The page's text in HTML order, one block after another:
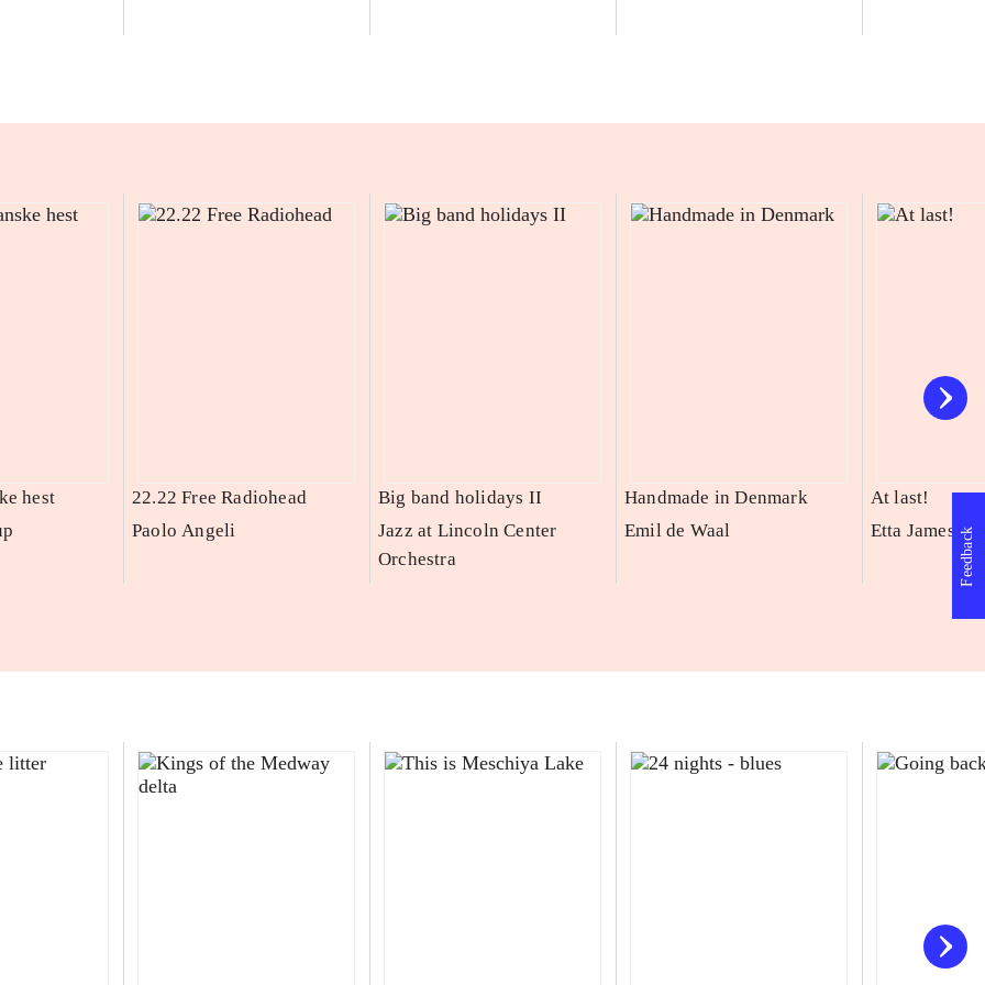
hest
22.22 Free Radiohead
Paolo Angeli
Big band holidays II
Jazz at Lincoln Center
Orchestra
Handmade in Denmark
Emil de Waal
At last!
Etta James Feedback